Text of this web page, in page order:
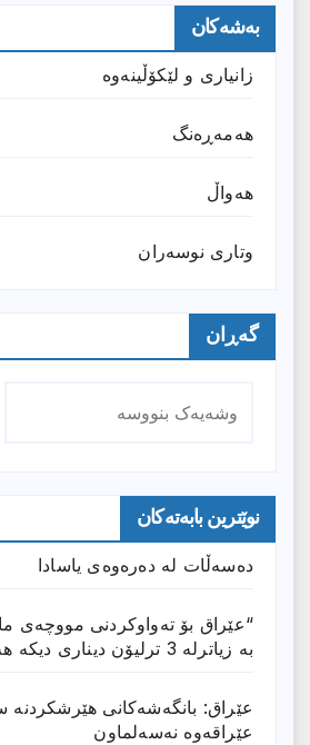
بەشەکان
زانیارى و لێکۆڵینەوە
هەمەڕەنگ
هەواڵ
وتارى نوسەران
گەڕان
نوێترین بابەتەکان
دەسەڵات لە دەرەوەی یاسادا
بە زیاترلە 3 ترلیۆن دیناری دیکە هەیە”
عێراق: بانگەشەكانی هێرشكردنە
عێراقەوە نەسەلماون